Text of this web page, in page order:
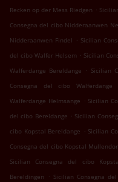
Recken op der Mess Riedgen .
Consegna del cibo Nidderaanwen
Nidderaanwen Findel . Sicilian
del cibo Walfer Helsem . Sicilian
Walferdange Bereldange
. Sicilian
Consegna del cibo Walferdange
Walferdange Helmsange . Sicilian
del cibo Bereldange . Sicilian
cibo Kopstal Bereldange . Sicilian
Consegna del cibo Kopstal
Sicilian Consegna del cibo
Bereldingen
. Sicilian Consegna